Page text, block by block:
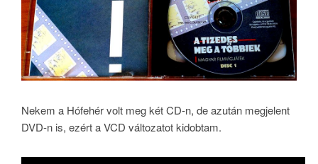
Nekem a Hófehér volt meg két CD-n, de azután megjelent
DVD-n is, ezért a VCD változatot kidobtam.